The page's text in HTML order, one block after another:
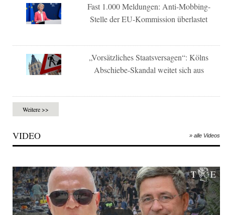
Fast 1.000 Meldungen: Anti-Mobbing-
Stelle der EU-Kommission überlastet
„Vorsätzliches Staatsversagen“: Kölns
Abschiebe-Skandal weitet sich aus
Weitere >>
VIDEO » alle Videos